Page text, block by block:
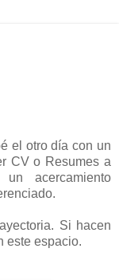
el otro día con un
CV o Resumes a
acercamiento
Si hacen
este espacio.